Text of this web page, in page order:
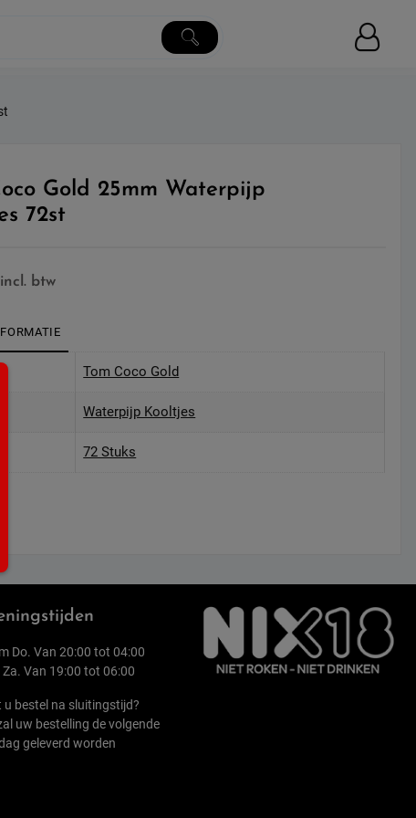
Gold 25mm Waterpijp
72st
incl. btw
Tom Coco Gold
Waterpijp Kooltjes
72 Stuks
Do. Van 20:00 tot 04:00
Za. Van 19:00 tot 06:00
u bestel na sluitingstijd?
uw bestelling de volgende
geleverd worden